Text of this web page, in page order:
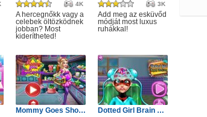
4K
A hercegnőkk vagy a
celebek öltözködnek
jobban? Most
kiderítheted!
3K
Add meg az esküvőd
módját most luxus
ruhákkal!
Mommy Goes Shopping Dotted Girl Brain Doctor